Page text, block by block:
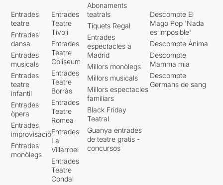
Entrades
teatre
Entrades
dansa
Entrades
musicals
Entrades
teatre
infantil
Entrades
òpera
Entrades
improvisació
Entrades
monòlegs
Entrades
Teatre
Tívoli
Entrades
Teatre
Coliseum
Entrades
Teatre
Borràs
Entrades
Teatre
Romea
Entrades
La
Villarroel
Entrades
Teatre
Condal
Abonaments
teatrals
Tiquets Regal
Entrades
espectacles a
Madrid
Millors monòlegs
Millors musicals
Millors espectacles
familiars
Black Friday
Teatral
Guanya entrades
de teatre gratis -
concursos
Descompte El
Mago Pop 'Nada
es imposible'
Descompte Ànima
Descompte
Mamma mia
Descompte
Germans de sang